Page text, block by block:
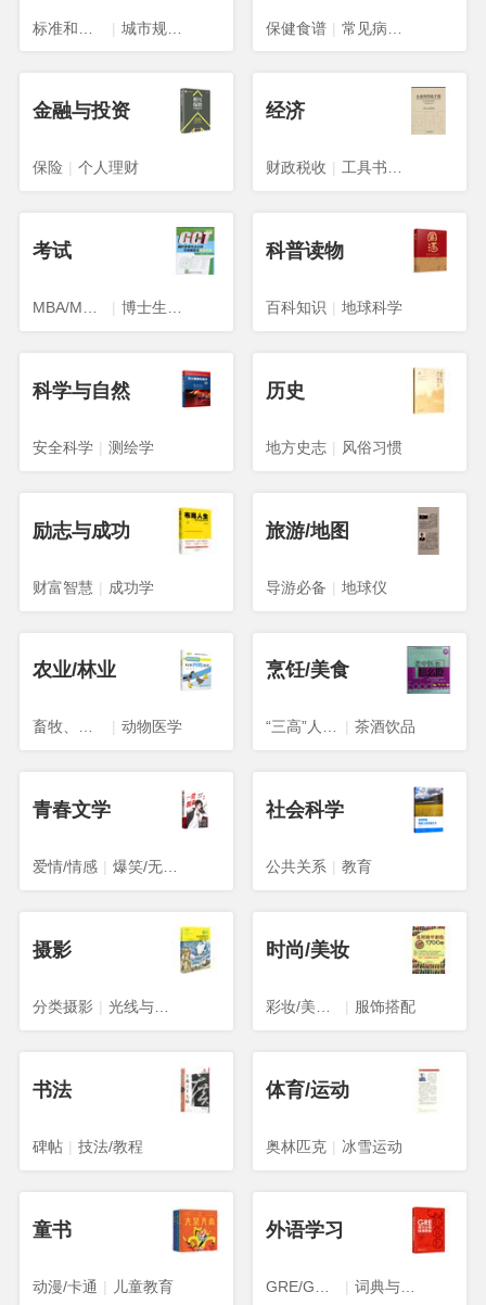
| 城市规划、城市设计 保健食谱 |
金融与投资
保险 | 个人理财
经济
财政税收 | 工具书与参考书
考试
|
科普读物
百科知识 | 地球科学
科学与自然
安全科学 | 测绘学
历史
地方史志 | 风俗习惯
励志与成功
财富智慧 | 成功学
旅游/地图
导游必备 | 地球仪
农业/林业
畜牧、狩猎、蚕、蜂 | 动物医学
烹饪/美食
“三高”人群食谱 | 茶酒饮品
青春文学
爱情/情感 | 爆笑/无厘头
社会科学
公共关系 | 教育
摄影
分类摄影 |
时尚/美妆
| 服饰搭配
书法
碑帖 | 技法/教程
体育/运动
奥林匹克 | 冰雪运动
童书
动漫/卡通 | 儿童教育
外语学习
| 词典与工具书